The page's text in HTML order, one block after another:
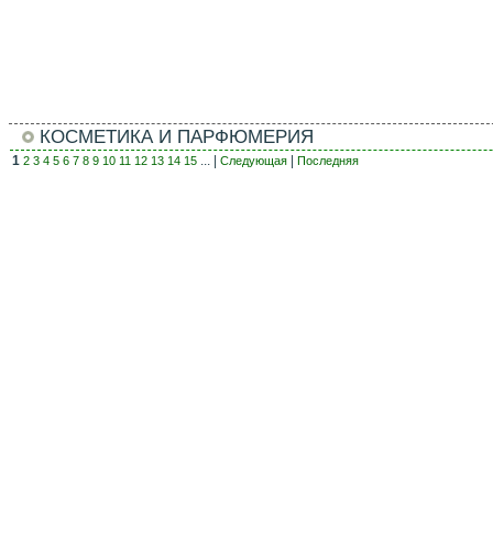
КОСМЕТИКА И ПАРФЮМЕРИЯ
1 2 3 4 5 6 7 8 9 10 11 12 13 14 15 ... | Следующая Последняя